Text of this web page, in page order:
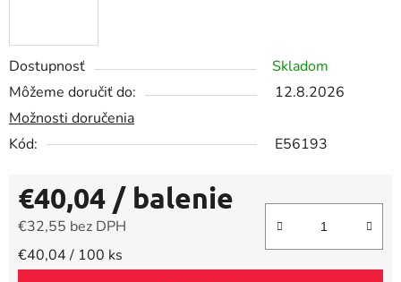
Dostupnosť
Skladom
Môžeme doručiť do:
12.8.2026
Možnosti doručenia
Kód:
E56193
€40,04 / balenie
€32,55 bez DPH
Jednotková cena:
€40,04 / 100 ks